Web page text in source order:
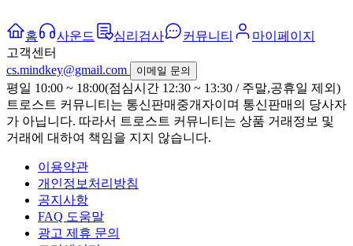
홈 사운드 심리검사 커뮤니티
마이페이지
고객센터
cs.mindkey@gmail.com
이메일 문의
평일 10:00 ~ 18:00(점심시간 12:30 ~ 13:30 / 주말,공휴일 제외)
트로스트 커뮤니티는 통신판매중개자이며 통신판매의 당사자
가 아닙니다. 따라서 트로스트 커뮤니티는 상품 거래정보 및
거래에 대하여 책임을 지지 않습니다.
이용약관
개인정보처리방침
공지사항
FAQ 도움말
광고 제휴 문의